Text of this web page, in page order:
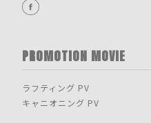
PROMOTION MOVIE
ラフティング PV
キャニオニング PV